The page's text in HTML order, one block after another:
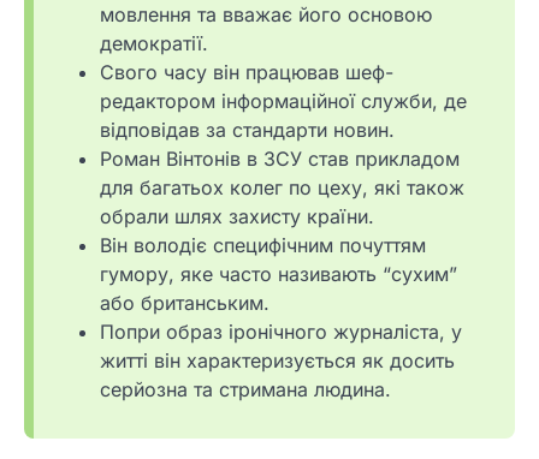
мовлення та вважає його основою
демократії.
Свого часу він працював шеф-
редактором інформаційної служби, де
відповідав за стандарти новин.
Роман Вінтонів в ЗСУ став прикладом
для багатьох колег по цеху, які також
обрали шлях захисту країни.
Він володіє специфічним почуттям
гумору, яке часто називають “сухим”
або британським.
Попри образ іронічного журналіста, у
житті він характеризується як досить
серйозна та стримана людина.